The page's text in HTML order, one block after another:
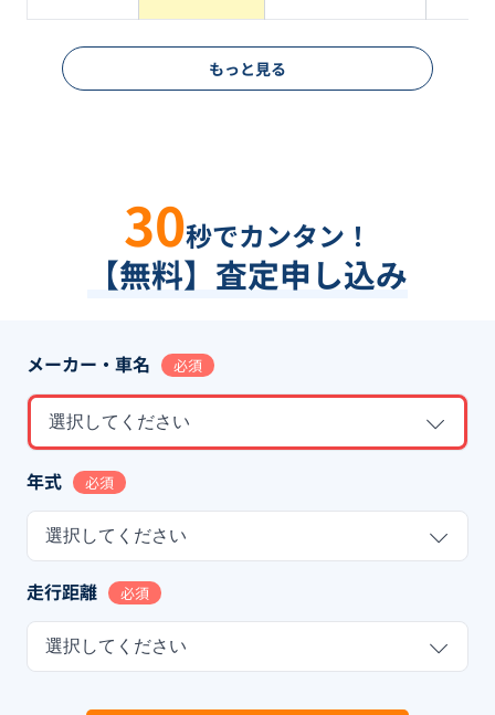
もっと見る
30秒でカンタン！
【無料】査定申し込み
メーカー・車名 必須
選択してください
年式 必須
選択してください
走行距離 必須
選択してください